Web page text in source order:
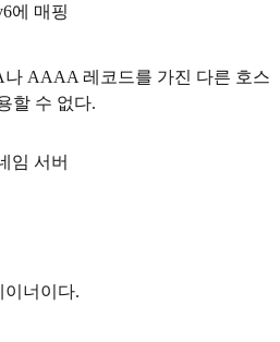
에 매핑
AAAA 레코드를 가진 다른 호스
할 수 없다.
임 서버
이너이다.